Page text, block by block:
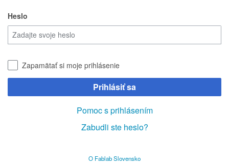
Heslo
Zapamätať si moje prihlásenie
Prihlásiť sa
Pomoc s prihlásením
Zabudli ste heslo?
O Fablab Slovensko